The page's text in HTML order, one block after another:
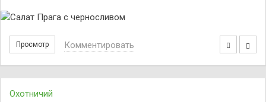
Просмотр Комментировать
Охотничий